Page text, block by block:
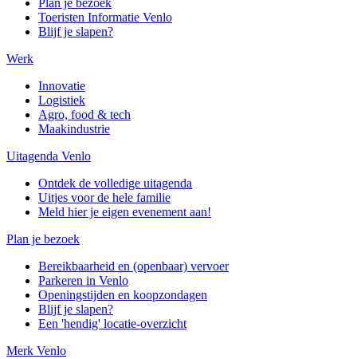
Plan je bezoek
Toeristen Informatie Venlo
Blijf je slapen?
Werk
Innovatie
Logistiek
Agro, food & tech
Maakindustrie
Uitagenda Venlo
Ontdek de volledige uitagenda
Uitjes voor de hele familie
Meld hier je eigen evenement aan!
Plan je bezoek
Bereikbaarheid en (openbaar) vervoer
Parkeren in Venlo
Openingstijden en koopzondagen
Blijf je slapen?
Een 'hendig' locatie-overzicht
Merk Venlo